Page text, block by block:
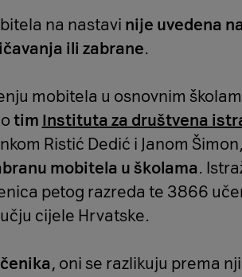
na nastavi nije uvedena
ili zabrane.
mobitela u osnovnim
tim Instituta za društvena
Ristić Dedić i Janom Šimon,
mobitela u školama.
petog razreda te 3866
cijele Hrvatske.
, oni se razlikuju prema